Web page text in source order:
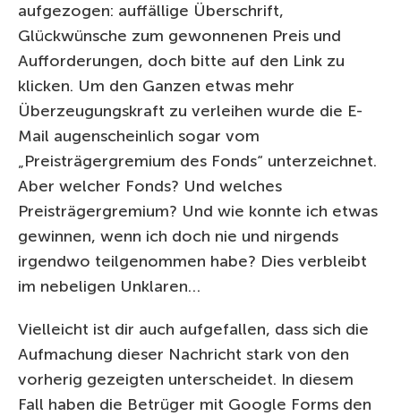
aufgezogen: auffällige Überschrift,
Glückwünsche zum gewonnenen Preis und
Aufforderungen, doch bitte auf den Link zu
klicken. Um den Ganzen etwas mehr
Überzeugungskraft zu verleihen wurde die E-
Mail augenscheinlich sogar vom
„Preisträgergremium des Fonds“ unterzeichnet.
Aber welcher Fonds? Und welches
Preisträgergremium? Und wie konnte ich etwas
gewinnen, wenn ich doch nie und nirgends
irgendwo teilgenommen habe? Dies verbleibt
im nebeligen Unklaren…
Vielleicht ist dir auch aufgefallen, dass sich die
Aufmachung dieser Nachricht stark von den
vorherig gezeigten unterscheidet. In diesem
Fall haben die Betrüger mit Google Forms den